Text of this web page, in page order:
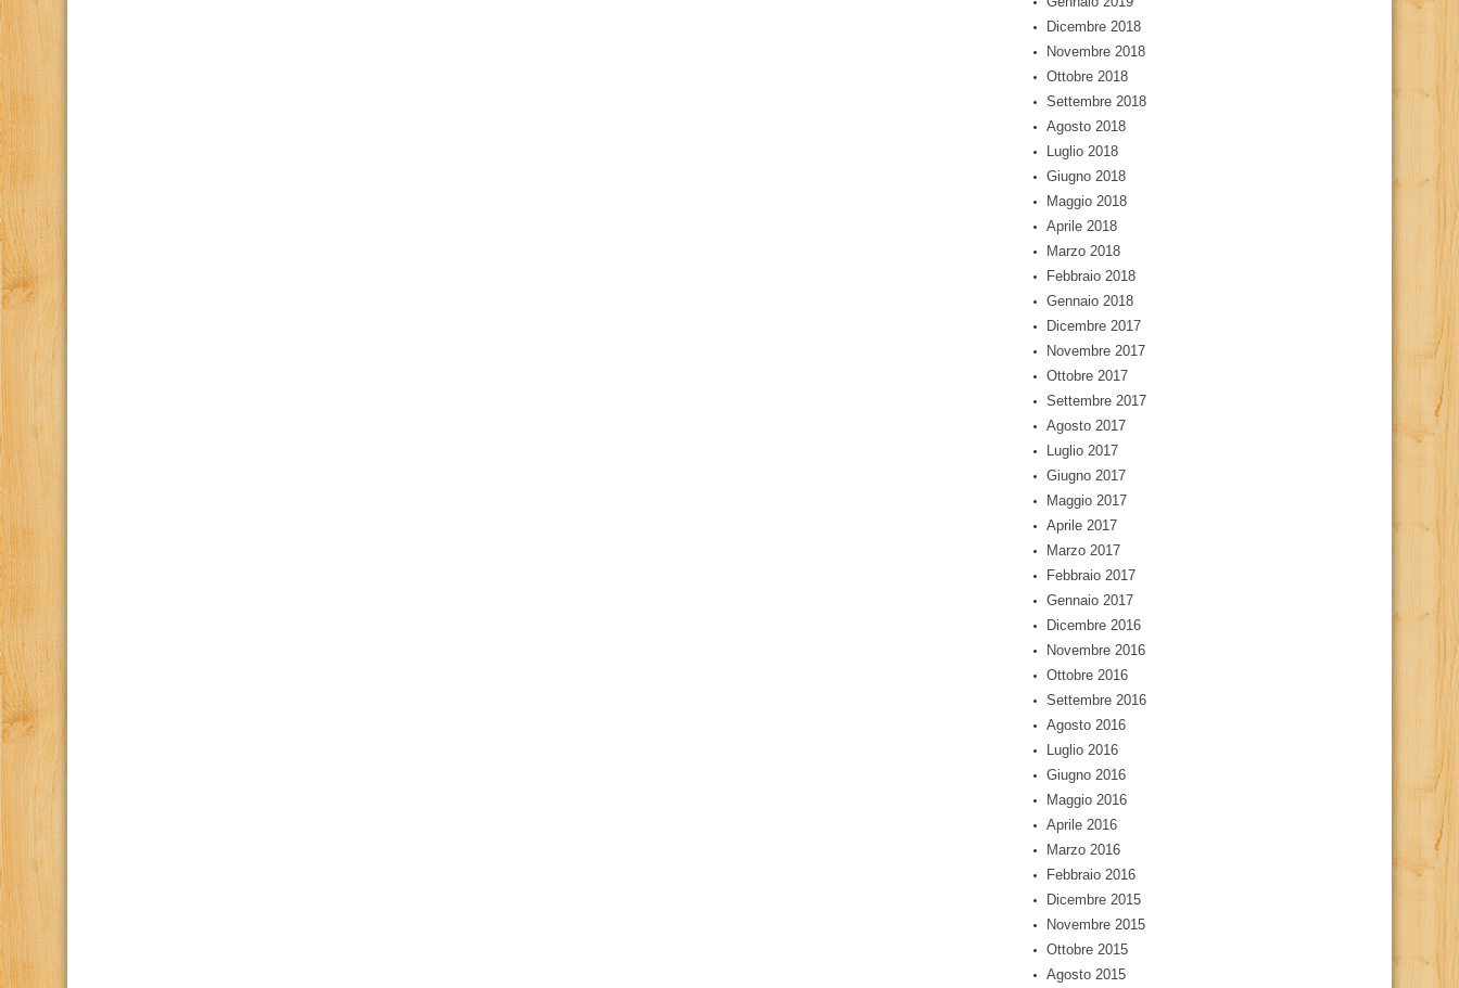
Dicembre 2018
Novembre 2018
Ottobre 2018
Settembre 2018
Agosto 2018
Luglio 2018
Giugno 2018
Maggio 2018
Aprile 2018
Marzo 2018
Febbraio 2018
Gennaio 2018
Dicembre 2017
Novembre 2017
Ottobre 2017
Settembre 2017
Agosto 2017
Luglio 2017
Giugno 2017
Maggio 2017
Aprile 2017
Marzo 2017
Febbraio 2017
Gennaio 2017
Dicembre 2016
Novembre 2016
Ottobre 2016
Settembre 2016
Agosto 2016
Luglio 2016
Giugno 2016
Maggio 2016
Aprile 2016
Marzo 2016
Febbraio 2016
Dicembre 2015
Novembre 2015
Ottobre 2015
Agosto 2015